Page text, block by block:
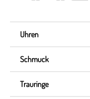
Uhren
Schmuck
Trauringe